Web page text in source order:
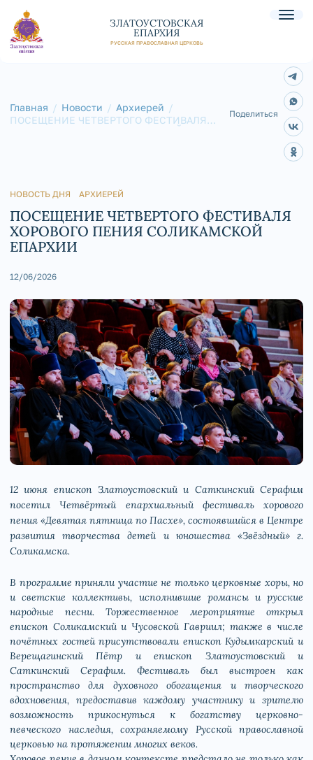
ЗЛАТОУСТОВСКАЯ
ЕПАРХИЯ
РУССКАЯ ПРАВОСЛАВНАЯ ЦЕРКОВЬ
Главная Новости
Архиерей
ПОСЕЩЕНИЕ ЧЕТВЕРТОГО ФЕСТИВАЛЯ
ХОРОВОГО ПЕНИЯ СОЛИКАМСКОЙ
Поделиться
НОВОСТЬ ДНЯ АРХИЕРЕЙ
ПОСЕЩЕНИЕ ЧЕТВЕРТОГО ФЕСТИВАЛЯ
ХОРОВОГО ПЕНИЯ СОЛИКАМСКОЙ
ЕПАРХИИ
12/06/2026
12 июня епископ Златоустовский и Саткинский Серафим
посетил Четвёртый епархиальный фестиваль хорового
пения «Девятая пятница по Пасхе», состоявшийся в Центре
развития творчества детей и юношества «Звёздный» г.
Соликамска.
В программе приняли участие не только церковные хоры, но
и светские коллективы, исполнившие романсы и русские
народные песни. Торжественное мероприятие открыл
епископ Соликамский и Чусовской Гавриил; также в числе
почётных гостей присутствовали епископ Кудымкарский и
Верещагинский Пётр и епископ Златоустовский и
Саткинский Серафим. Фестиваль был выстроен как
пространство для духовного обогащения и творческого
вдохновения, предоставив каждому участнику и зрителю
возможность прикоснуться к богатству церковно-
певческого наследия, сохраняемому Русской православной
церковью на протяжении многих веков.